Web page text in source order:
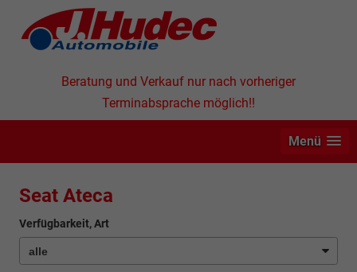
Beratung und Verkauf nur nach vorheriger
Terminabsprache möglich!!
Menü
Seat Ateca
Verfügbarkeit, Art